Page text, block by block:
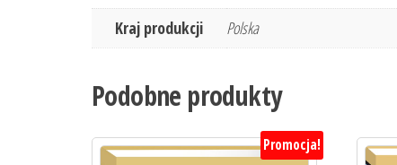
Kraj produkcji Polska
Podobne produkty
Promocja!